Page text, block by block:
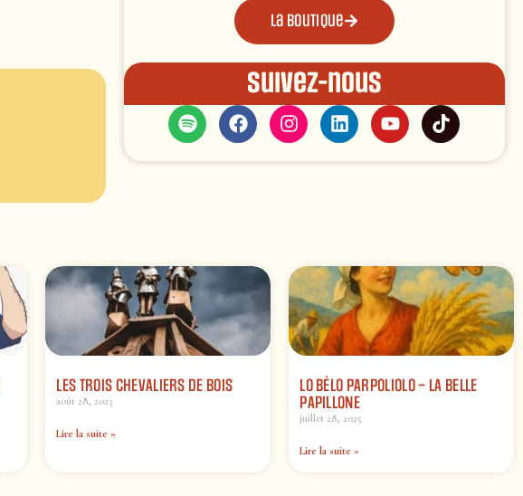
La boutique
Suivez-nous
LES TROIS CHEVALIERS DE BOIS
août 28, 2023
Lire la suite »
LO BÉLO PARPOLIOLO – LA BELLE
PAPILLONE
juillet 28, 2025
Lire la suite »